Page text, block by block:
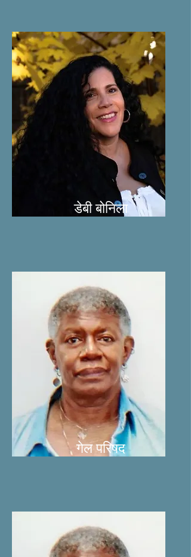
डेबी बोनिला
गेल परिषद